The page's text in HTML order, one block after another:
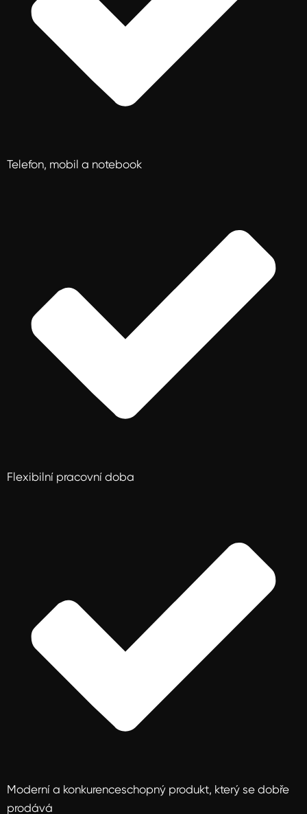
Telefon, mobil a notebook
Flexibilní pracovní doba
Moderní a konkurenceschopný produkt, který se dobře
prodává